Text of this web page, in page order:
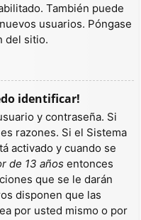
También puede
usuarios. Póngase
del sitio.
identificar!
y contraseña. Si
razones. Si el Sistema
activado y cuando se
de 13 años entonces
que se le darán
disponen que las
por usted mismo o por